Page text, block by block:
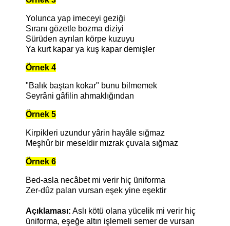
Yolunca yap imeceyi geziği
Sıranı gözetle bozma diziyi
Sürüden ayrılan körpe kuzuyu
Ya kurt kapar ya kuş kapar demişler
Örnek 4
"Balık baştan kokar" bunu bilmemek
Seyrâni gâfilin ahmaklığından
Örnek 5
Kirpikleri uzundur yârin hayâle sığmaz
Meşhûr bir meseldir mızrak çuvala sığmaz
Örnek 6
Bed-asla necâbet mi verir hiç üniforma
Zer-dûz palan vursan eşek yine eşektir
Açıklaması: Aslı kötü olana yücelik mi verir hiç
üniforma, eşeğe altın işlemeli semer de vursan